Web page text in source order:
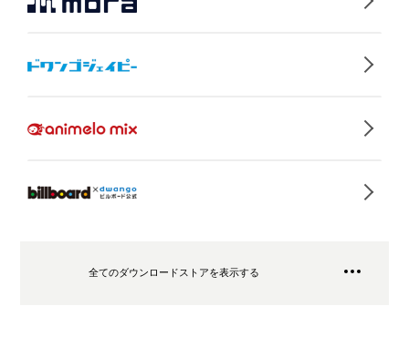
全てのダウンロードストアを表示する